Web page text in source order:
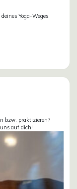
Yoga-Weges.
bzw. praktizieren?
auf dich!